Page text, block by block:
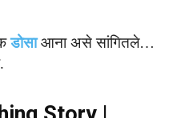
डोसाआनाअसेसांगितले…
.